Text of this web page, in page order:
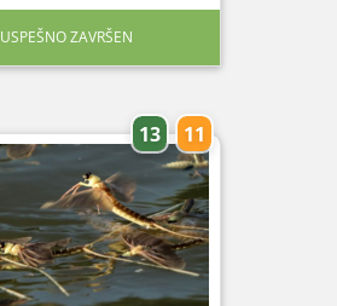
USPEŠNO ZAVRŠEN
13 11